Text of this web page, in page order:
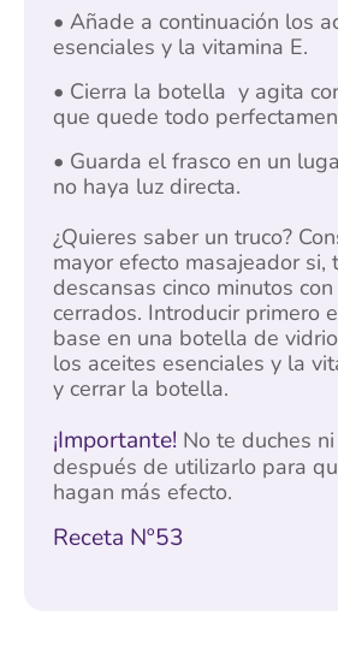
• Añade a continuación los
esenciales y la vitamina E.
• Cierra la botella y agita
que quede todo
• Guarda el frasco en un
no haya luz directa.
¿Quieres saber un truco?
mayor efecto masajeador si,
descansas cinco minutos
cerrados. Introducir primero
base en una botella de
los aceites esenciales y la
y cerrar la botella.
¡Importante! No te duches
después de utilizarlo para
hagan más efecto.
Receta Nº53